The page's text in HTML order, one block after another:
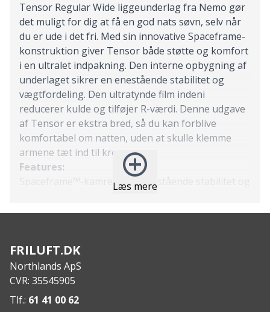
Læs mere
Tensor Regular Wide liggeunderlag fra Nemo gør
det muligt for dig at få en god nats søvn, selv når
du er ude i det fri. Med sin innovative Spaceframe-
konstruktion giver Tensor både støtte og komfort
i en ultralet indpakning. Den interne opbygning af
underlaget sikrer en enestående stabilitet og
vægtfordeling. Den ultratynde film indeni
reducerer kulde og tilføjer R-værdi. Denne udgave
af Tensor er ekstra bred, så du kan forblive
komfortabel om natten, uden at skulle klemme
armene tæt ind til kroppen.
Features:
Spaceframe™-kamre giver enestående stabilitet og
Intern ultratynd film forøger R-værdien.
Medfølgende Vortex pumpepose gør oppustning
nem og hurtig og minimerer fugt i underlaget.
Laylow-ventil med lav profil muliggør præcis
justering af luftindhold.
FRILUFT.DK
Northlands ApS
CVR: 35545905
Tlf.: 61 41 00 62